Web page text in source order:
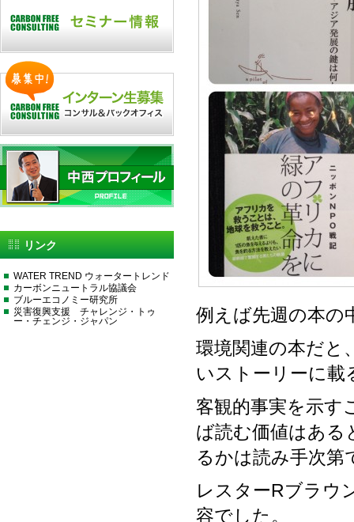
例えば先週の本の
環境関連の本だと
いストーリーに載
客観的事実を示す
ば読む価値はある
るかは読み手次第
レスターRブラウ
容でした。
リンク
WATER TREND ウォータートレンド
カーボンニュートラル協議会
ブルーエコノミー研究所
災害復興支援 チャレンジ・トゥ
ー・チェンジ・ジャパン